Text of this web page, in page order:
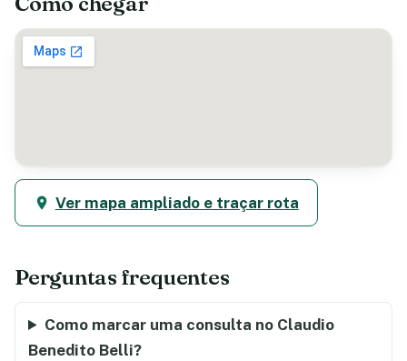
Ver mapa ampliado e traçar rota
Perguntas frequentes
Como marcar uma consulta no Claudio
Benedito Belli?